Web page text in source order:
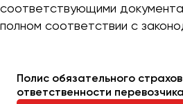
соответствующими
полном соответствии с
Полис обязательного
ответственности перевозчика